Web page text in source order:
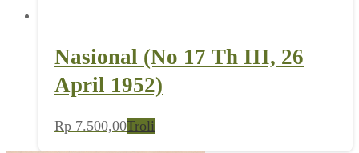
Nasional (No 17 Th III, 26
April 1952)
Rp 7.500,00Troli